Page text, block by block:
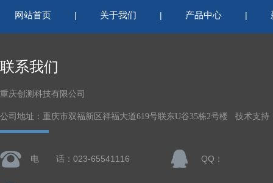
网站首页 | 关于我们 | 产品中心 |
联系我们
重庆创测科技有限公司
公司地址：重庆市双福新区祥福大道619号联东U谷35栋2号楼 技术支持
电 话：023-65541116 QQ：